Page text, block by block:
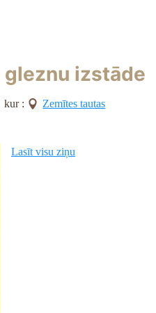
izstāde
kur :
Zemītes tautas
Lasīt visu ziņu